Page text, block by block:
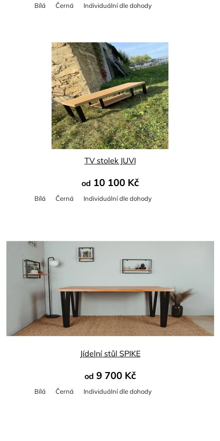
hodnocení
produktu
je
5,0
z
5
hvězdiček.
Bílá Černá Individuální dle dohody
TV stolek JUVI
od 10 100 Kč
Bílá Černá Individuální dle dohody
Jídelní stůl SPIKE
od 9 700 Kč
Bílá Černá Individuální dle dohody